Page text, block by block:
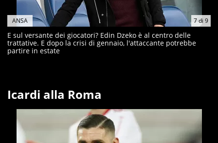
7di 9
ANSA
E sul versante dei giocatori? Edin Dzeko è al centro delle
trattative. E dopo la crisi di gennaio, l'attaccante potrebbe
partire in estate
Icardi alla Roma